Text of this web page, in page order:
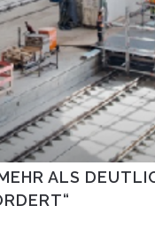
ALS